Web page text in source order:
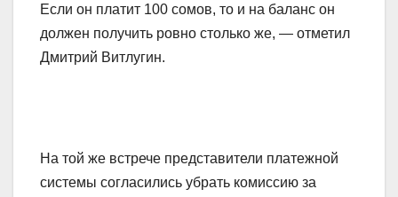
Если он платит 100 сомов, то и на баланс он
должен получить ровно столько же, — отметил
Дмитрий Витлугин.
На той же встрече представители платежной
системы согласились убрать комиссию за